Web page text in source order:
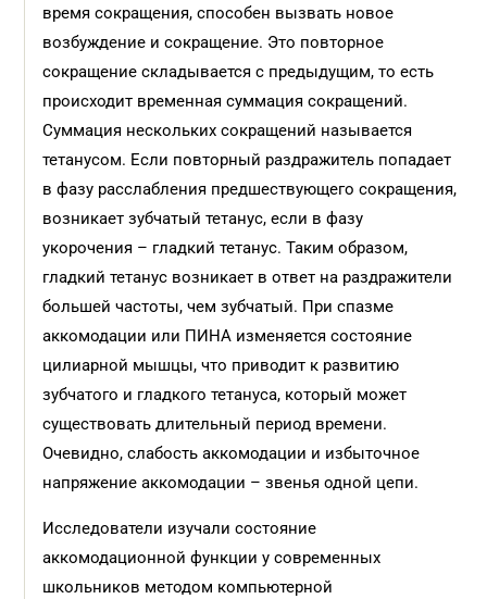
время сокращения, способен вызвать новое
возбуждение и сокращение. Это повторное
сокращение складывается с предыдущим, то есть
происходит временная суммация сокращений.
Суммация нескольких сокращений называется
тетанусом. Если повторный раздражитель попадает
в фазу расслабления предшествующего сокращения,
возникает зубчатый тетанус, если в фазу
укорочения – гладкий тетанус. Таким образом,
гладкий тетанус возникает в ответ на раздражители
большей частоты, чем зубчатый. При спазме
аккомодации или ПИНА изменяется состояние
цилиарной мышцы, что приводит к развитию
зубчатого и гладкого тетануса, который может
существовать длительный период времени.
Очевидно, слабость аккомодации и избыточное
напряжение аккомодации – звенья одной цепи.
Исследователи изучали состояние
аккомодационной функции у современных
школьников методом компьютерной